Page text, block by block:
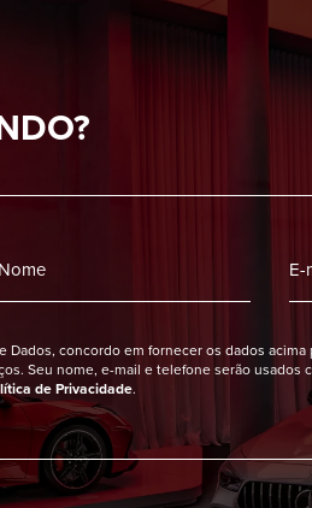
Dados, concordo em fornecer os dados
Seu nome, e-mail e telefone serão usados
de Privacidade.